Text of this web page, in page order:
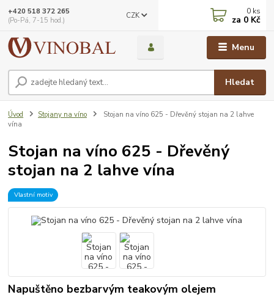
Menu
CZK
Hledat
+420 518 372 265
(Po-Pá, 7-15 hod.)
0 ks
za 0 Kč
Úvod Stojany na víno
Stojan na víno 625 - Dřevěný stojan na 2 lahve
vína
Stojan na víno 625 - Dřevěný
stojan na 2 lahve vína
Vlastní motiv
Napuštěno bezbarvým teakovým olejem